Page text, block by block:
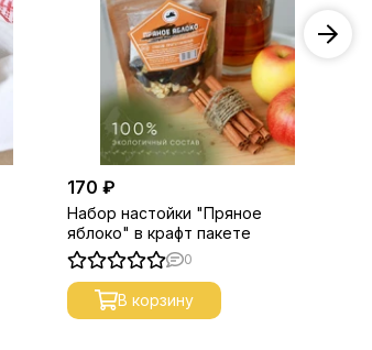
170 ₽
Набор настойки "Пряное
яблоко" в крафт пакете
0
В корзину